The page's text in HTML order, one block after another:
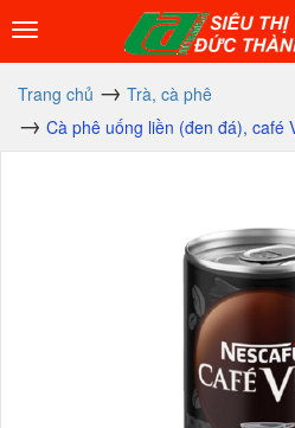
Trang chủ
Trà, cà phê
Cà phê uống liền (đen đá), café